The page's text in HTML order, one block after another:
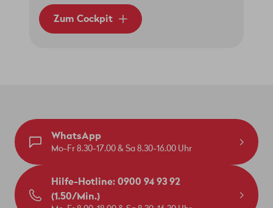
Zum Cockpit
WhatsApp
Mo-Fr 8.30-17.00 & Sa 8.30-16.00 Uhr
Hilfe-Hotline: 0900 94 93 92
(1.50/Min.)